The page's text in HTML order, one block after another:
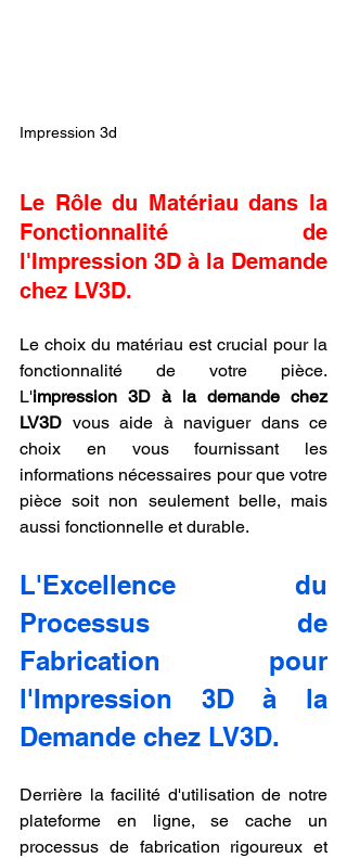
Impression 3d
Le Rôle du Matériau dans la
Fonctionnalité de
l'Impression 3D à la Demande
chez LV3D.
Le choix du matériau est crucial pour la
fonctionnalité de votre pièce.
L'impression 3D à la demande chez
LV3D vous aide à naviguer dans ce
choix en vous fournissant les
informations nécessaires pour que votre
pièce soit non seulement belle, mais
aussi fonctionnelle et durable.
L'Excellence du
Processus de
Fabrication pour
l'Impression 3D à la
Demande chez LV3D.
Derrière la facilité d'utilisation de notre
plateforme en ligne, se cache un
processus de fabrication rigoureux et